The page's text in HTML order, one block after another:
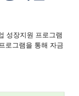
성장지원 프로그램
로그램을 통해 자금